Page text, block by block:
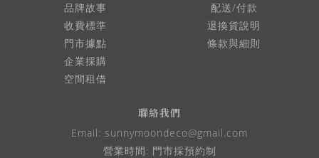
品牌故事
收費標準
門市據點
企業採購
空間租借
配送/付款
退換貨說明
條款與細則
聯絡我們
Email: sunnymoondeco@gmail.com
營業時間: 門市採預約制